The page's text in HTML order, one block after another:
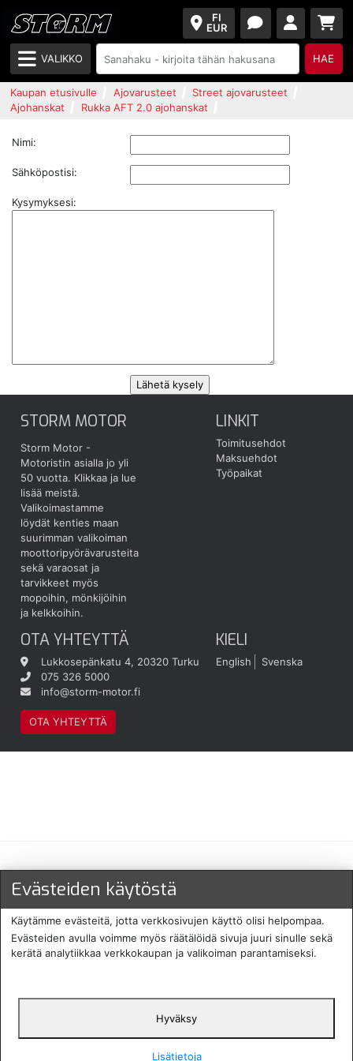
FI
EUR
VALIKKO HAE
Kaupan etusivulle Ajovarusteet
Street ajovarusteet
Ajohanskat
Rukka AFT 2.0 ajohanskat
Nimi:
Sähköpostisi:
Kysymyksesi:
STORM MOTOR
Storm Motor -
Motoristin asialla jo yli
50 vuotta. Klikkaa ja lue
lisää meistä.
Valikoimastamme
löydät kenties maan
suurimman valikoiman
moottoripyörävarusteita
sekä varaosat ja
tarvikkeet myös
mopoihin, mönkijöihin
ja kelkkoihin.
LINKIT
Toimitusehdot
Maksuehdot
Työpaikat
OTA YHTEYTTÄ
Lukkosepänkatu 4, 20320 Turku
075 326 5000
info@storm-motor.fi
OTA YHTEYTTÄ
KIELI
English Svenska
Maksu- ja toimitustavat
Protecomp
Copyright 2024. All rights
English
Evästeiden käytöstä
Käytämme evästeitä, jotta verkkosivujen käyttö olisi helpompaa.
Evästeiden avulla voimme myös räätälöidä sivuja juuri sinulle sekä
kerätä analytiikkaa verkkokaupan ja valikoiman parantamiseksi.
Hyväksy
Lisätietoja